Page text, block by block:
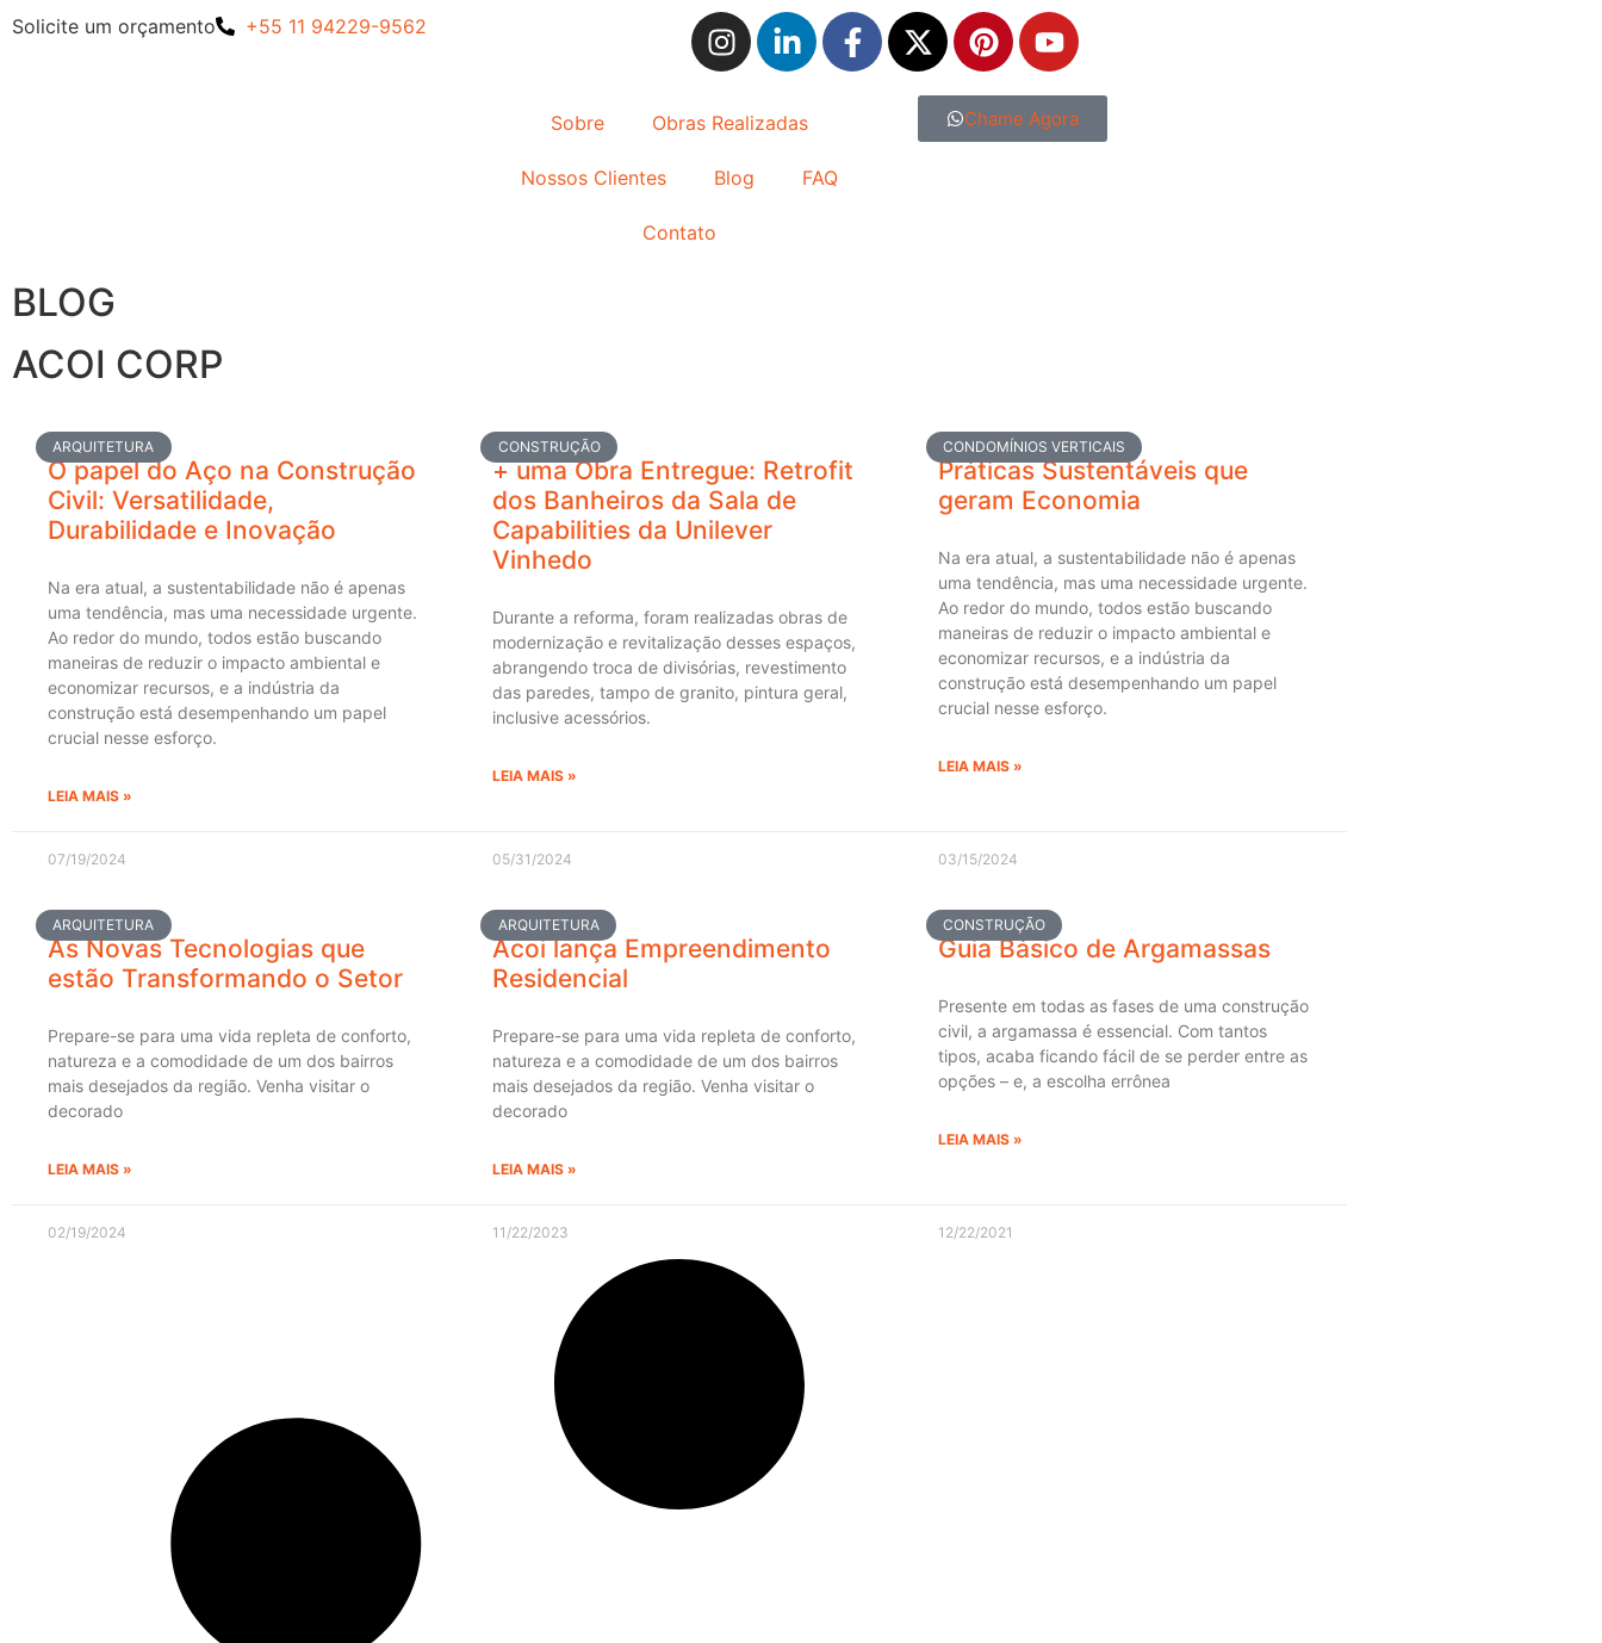
Solicite um orçamento +55 11 94229-9562
Sobre Obras Realizadas
Nossos Clientes Blog FAQ
Contato
Chame Agora
BLOG
ACOI CORP
ARQUITETURA
O papel do Aço na Construção
Civil: Versatilidade,
Durabilidade e Inovação
Na era atual, a sustentabilidade não é apenas
uma tendência, mas uma necessidade urgente.
Ao redor do mundo, todos estão buscando
maneiras de reduzir o impacto ambiental e
economizar recursos, e a indústria da
construção está desempenhando um papel
crucial nesse esforço.
LEIA MAIS »
07/19/2024
CONSTRUÇÃO
+ uma Obra Entregue: Retrofit
dos Banheiros da Sala de
Capabilities da Unilever
Vinhedo
Durante a reforma, foram realizadas obras de
modernização e revitalização desses espaços,
abrangendo troca de divisórias, revestimento
das paredes, tampo de granito, pintura geral,
inclusive acessórios.
LEIA MAIS »
05/31/2024
CONDOMÍNIOS VERTICAIS
Práticas Sustentáveis que
geram Economia
Na era atual, a sustentabilidade não é apenas
uma tendência, mas uma necessidade urgente.
Ao redor do mundo, todos estão buscando
maneiras de reduzir o impacto ambiental e
economizar recursos, e a indústria da
construção está desempenhando um papel
crucial nesse esforço.
LEIA MAIS »
03/15/2024
ARQUITETURA
As Novas Tecnologias que
estão Transformando o Setor
Prepare-se para uma vida repleta de conforto,
natureza e a comodidade de um dos bairros
mais desejados da região. Venha visitar o
decorado
LEIA MAIS »
02/19/2024
ARQUITETURA
Acoi lança Empreendimento
Residencial
Prepare-se para uma vida repleta de conforto,
natureza e a comodidade de um dos bairros
mais desejados da região. Venha visitar o
decorado
LEIA MAIS »
11/22/2023
CONSTRUÇÃO
Guia Básico de Argamassas
Presente em todas as fases de uma construção
civil, a argamassa é essencial. Com tantos
tipos, acaba ficando fácil de se perder entre as
opções – e, a escolha errônea
LEIA MAIS »
12/22/2021